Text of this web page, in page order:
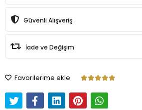
Güvenli Alışveriş
İade ve Değişim
Favorilerime ekle